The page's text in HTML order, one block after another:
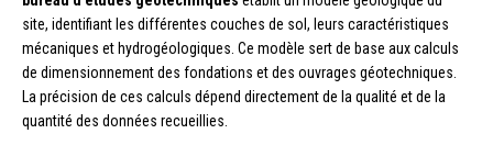
site, identifiant les différentes couches de sol, leurs caractéristiques
mécaniques et hydrogéologiques. Ce modèle sert de base aux calculs
de dimensionnement des fondations et des ouvrages géotechniques.
La précision de ces calculs dépend directement de la qualité et de la
quantité des données recueillies.